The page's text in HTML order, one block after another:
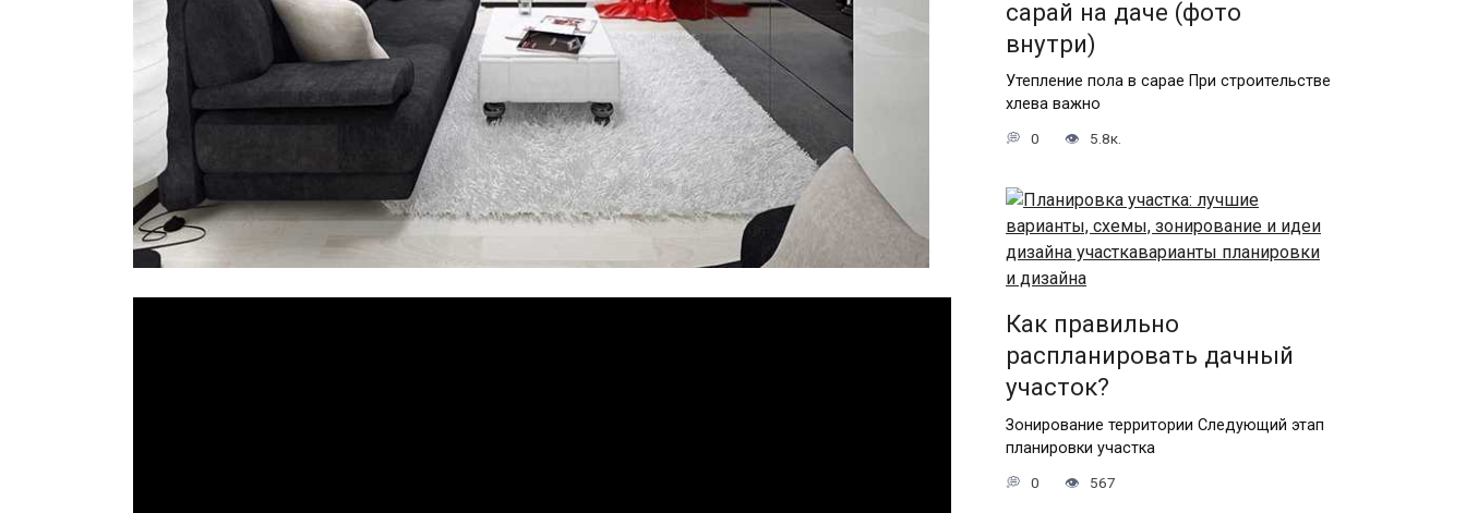
сарай на даче (фото
внутри)
Утепление пола в сарае При строительстве
хлева важно
0 5.8к.
Как правильно
распланировать дачный
участок?
Зонирование территории Следующий этап
планировки участка
0 567